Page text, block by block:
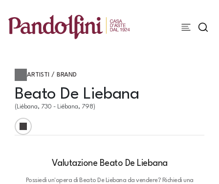
ARTISTI / BRAND
Beato De Liebana
(Liébana, 730 - Liébana, 798)
Valutazione Beato De Liebana
Possiedi un'opera di Beato De Liebana da vendere? Richiedi una